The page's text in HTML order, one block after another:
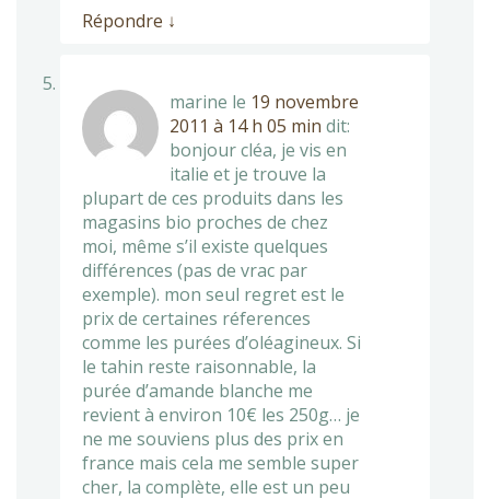
Répondre ↓
marine le 19 novembre
2011 à 14 h 05 min dit:
bonjour cléa, je vis en
italie et je trouve la
plupart de ces produits dans les
magasins bio proches de chez
moi, même s’il existe quelques
différences (pas de vrac par
exemple). mon seul regret est le
prix de certaines réferences
comme les purées d’oléagineux. Si
le tahin reste raisonnable, la
purée d’amande blanche me
revient à environ 10€ les 250g… je
ne me souviens plus des prix en
france mais cela me semble super
cher, la complète, elle est un peu